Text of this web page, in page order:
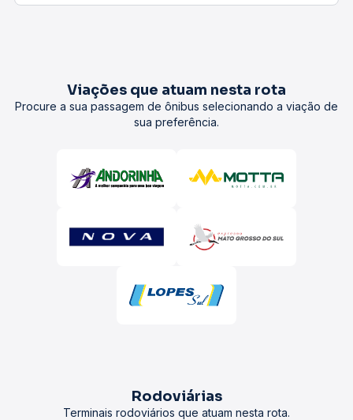
Viações que atuam nesta rota
Procure a sua passagem de ônibus selecionando a viação de
sua preferência.
Rodoviárias
Terminais rodoviários que atuam nesta rota.